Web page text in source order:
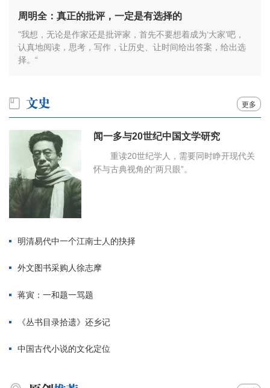
周明全：真正的批评，一定是有选择的
”我想，无论是作家还是批评家，首先不要想着成为‘大家’吧，
认真地阅读，思考，写作，让历史、让时间给出答案，给出选
择。“
更多
闻一多与20世纪中国文学研究
重读20世纪学人，需要同时睁开现代关
怀与古典视角的“两只眼”。
明清易代中一个江南士人的抉择
外文图书采购人徐志摩
蒋寅：一和题一骂题
《丛书目录拾遗》还乡记
中国古代小说的文化定位